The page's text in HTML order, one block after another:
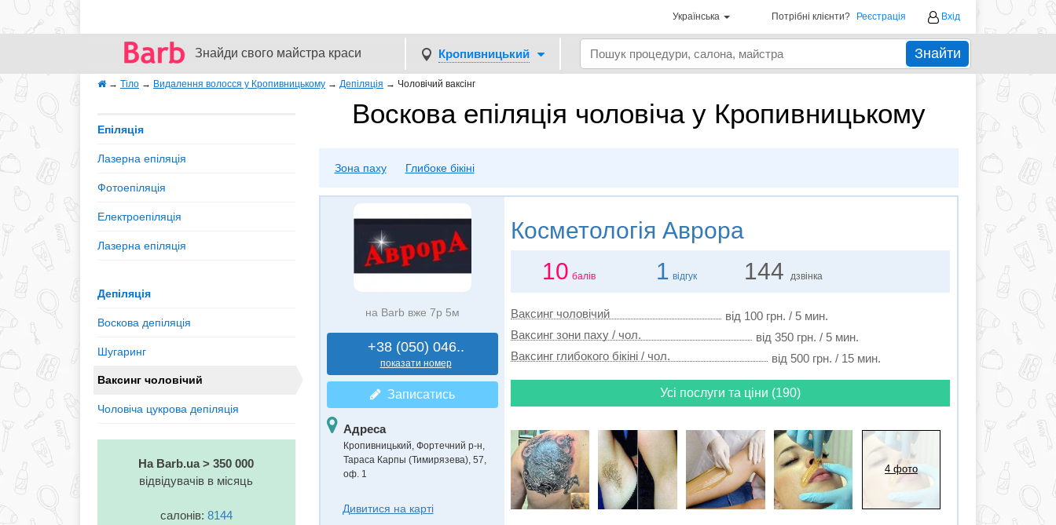
Українська Потрібні клієнти? Реєстрація Вхід
Знайди свого майстра краси Кропивницький Знайти
→ Тіло → Видалення волосся у Кропивницькому → Депіляція → Чоловічий ваксінг
Воскова епіляція чоловіча у Кропивницькому
Зона паху Глибоке бікіні
Епіляція
Лазерна епіляція
Фотоепіляція
Електроепіляція
Лазерна епіляція
Депіляція
Воскова депіляція
Шугаринг
Ваксинг чоловічий
Чоловіча цукрова депіляція
На Barb.ua > 350 000
відвідувачів в місяць
салонів: 8144
на Barb вже 7р 5м
+38 (050) 046..
показати номер
Записатись
Адреса
Кропивницький, Фортечний р-н
Тараса Карпы (Тимирязева), 57,
оф. 1
Дивитися на карті
Косметологія Аврора
10 балів 1 відгук 144 дзвінка
Ваксинг чоловічий
від 100 грн. / 5 мин.
Ваксинг зони паху / чол.
від 350 грн. / 5 мин.
Ваксинг глибокого бікіні / чол.
від 500 грн. / 15 мин.
Усі послуги та ціни (190)
4 фото